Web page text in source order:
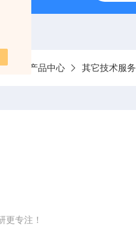
产品中心 其它技术服务
更专注！